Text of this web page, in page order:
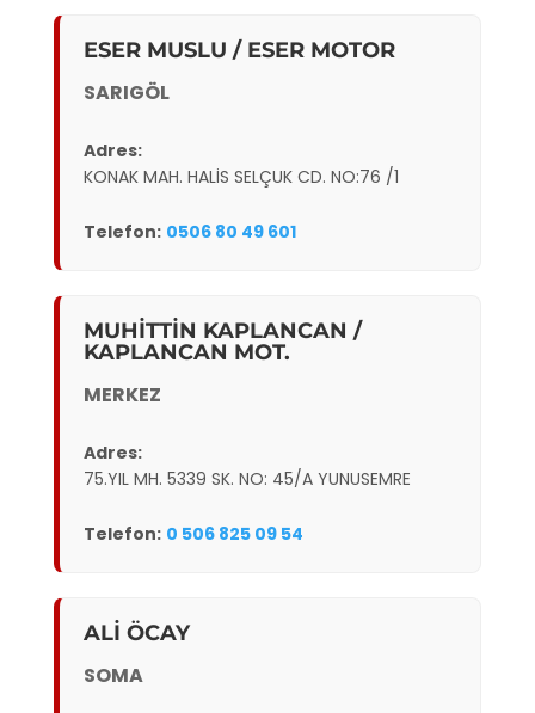
ESER MUSLU / ESER MOTOR
SARIGÖL
Adres:
KONAK MAH. HALİS SELÇUK CD. NO:76 /1
Telefon: 0506 80 49 601
MUHİTTİN KAPLANCAN /
KAPLANCAN MOT.
MERKEZ
Adres:
75.YIL MH. 5339 SK. NO: 45/A YUNUSEMRE
Telefon: 0 506 825 09 54
ALİ ÖCAY
SOMA